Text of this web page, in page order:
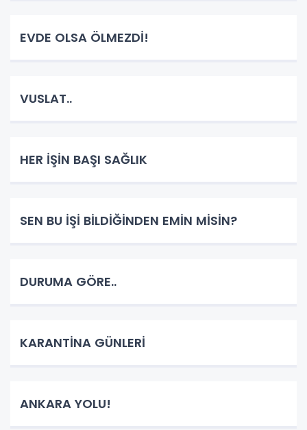
EVDE OLSA ÖLMEZDİ!
VUSLAT..
HER İŞİN BAŞI SAĞLIK
SEN BU İŞİ BİLDİĞİNDEN EMİN MİSİN?
DURUMA GÖRE..
KARANTİNA GÜNLERİ
ANKARA YOLU!